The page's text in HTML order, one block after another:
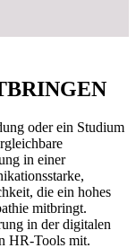
oder ein Studium
in einer
die ein hohes
mitbringt.
in der digitalen
HR-Tools mit.